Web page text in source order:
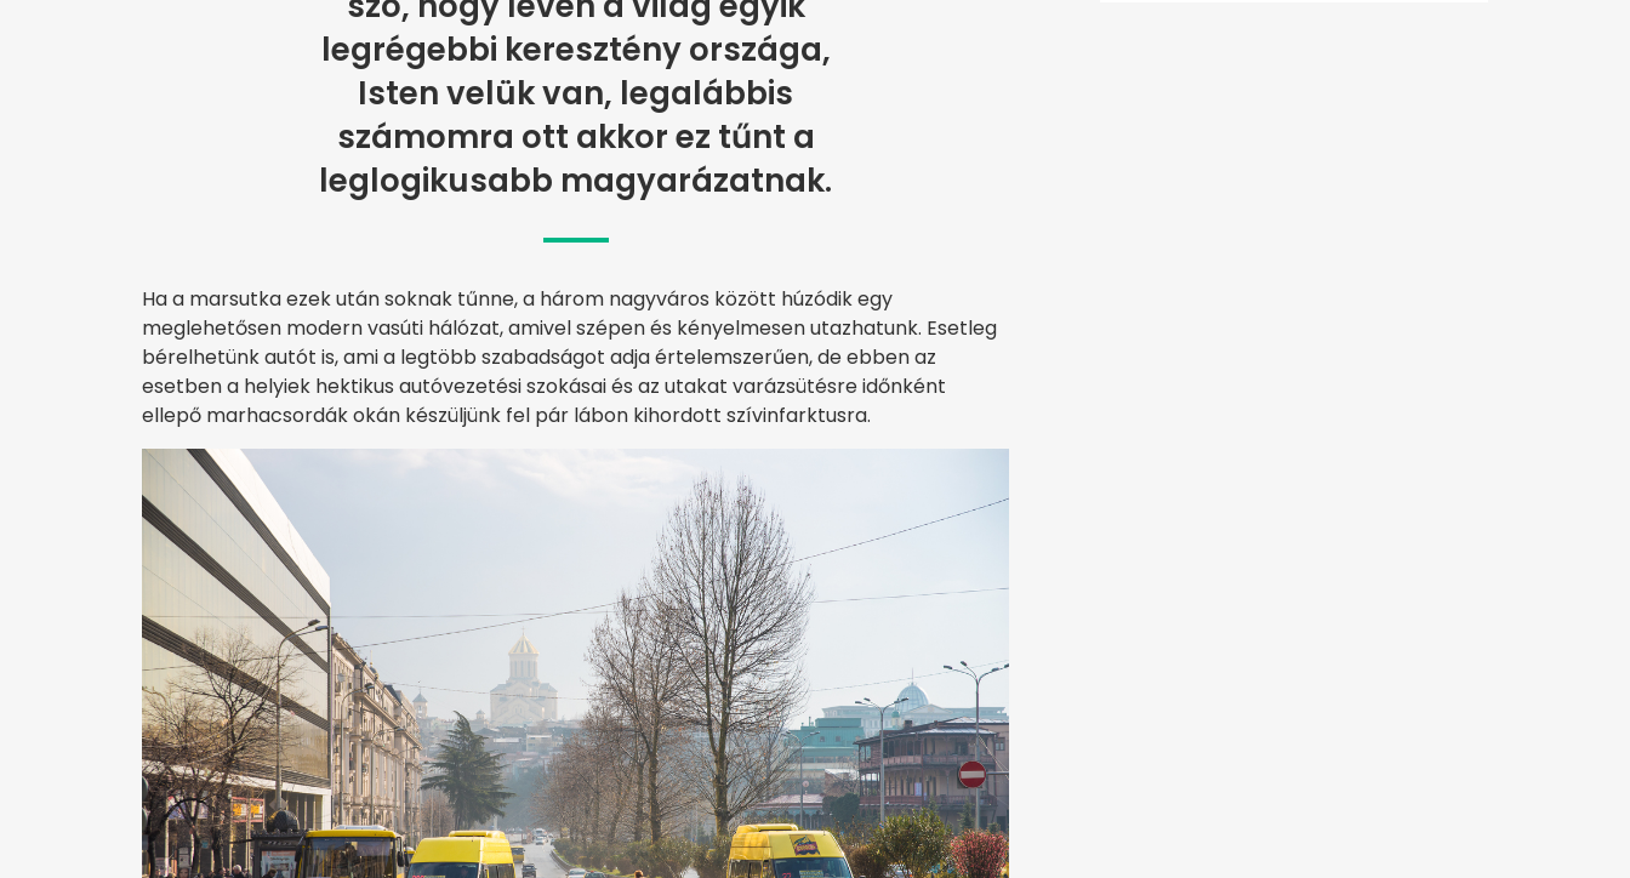
legrégebbi keresztény országa,
Isten velük van, legalábbis
számomra ott akkor ez tűnt a
leglogikusabb magyarázatnak.
Ha a marsutka ezek után soknak tűnne, a három nagyváros között húzódik egy
meglehetősen modern vasúti hálózat, amivel szépen és kényelmesen utazhatunk. Esetleg
bérelhetünk autót is, ami a legtöbb szabadságot adja értelemszerűen, de ebben az
esetben a helyiek hektikus autóvezetési szokásai és az utakat varázsütésre időnként
ellepő marhacsordák okán készüljünk fel pár lábon kihordott szívinfarktusra.